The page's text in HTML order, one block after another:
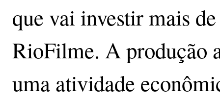
que vai investir mais
RioFilme. A produção
uma atividade